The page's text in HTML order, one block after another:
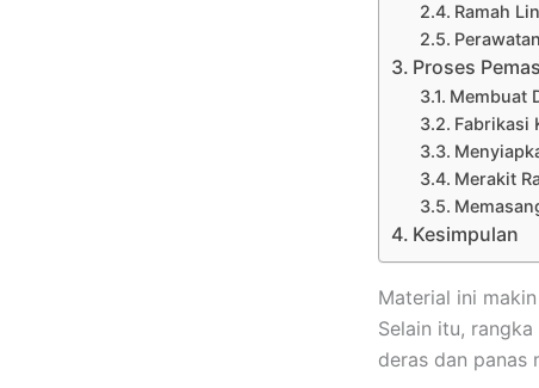
Ramah
Proses
Membuat
Fabrikasi
Merakit
Kesimpulan
Material ini
Selain itu,
deras dan panas